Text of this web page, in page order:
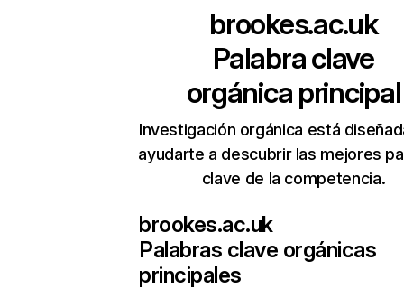
brookes.ac.uk
Palabra clave
orgánica principal
Investigación orgánica está
ayudarte a descubrir las mejores
clave de la competencia.
brookes.ac.uk
Palabras clave orgánicas
principales